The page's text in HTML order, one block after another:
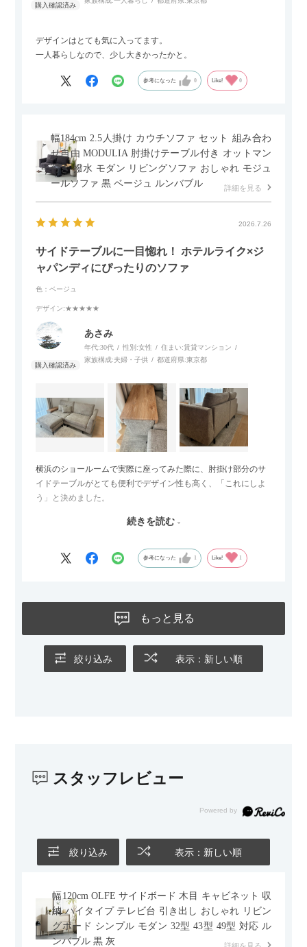
デザインはとても気に入ってます。
一人暮らしなので、少し大きかったかと。
参考になった 0 Like! 0
幅184cm 2.5人掛け カウチソファ セット 組み合わ
せ自由 MODULIA 肘掛けテーブル付き オットマン
付き 撥水 モダン リビングソファ おしゃれ モジュ
ールソファ 黒 ベージュ ルンバブル
詳細を見る
2026.7.26
サイドテーブルに一目惚れ！ ホテルライク×ジ
ャパンディにぴったりのソファ
色：ベージュ
デザイン:★★★★★
あさみ
年代:30代 性別:女性 住まい:賃貸マンション
家族構成:夫婦・子供 都道府県:東京都
横浜のショールームで実際に座ってみた際に、肘掛け部分のサ
イドテーブルがとても便利でデザイン性も高く、「これにしよ
う」と決めました。
サイズは2.5人掛けですが、幅184cmとコンパクトなので圧迫感
グとのバランスもぴったりで、リビング全体がすっきり見えま
ないのもお気に入りのポイントです。さらに、わが家はソファ
の後ろ側を通ることも多い間取りなので、背面まできれいに仕
ても美しく、空間の印象を損ないません。
また、カウチのように足を伸ばしてくつろげるスタイルが理想
かせるため、普段はカウチとして使い、来客時には離してスツ
す。
続きを読む
参考になった Like!
もっと見る
絞り込み 表示：新しい順
スタッフレビュー
絞り込み 表示：新しい順
幅120cm OLFE サイドボード 木目 キャビネット 収
納 ハイタイプ テレビ台 引き出し おしゃれ リビン
グボード シンプル モダン 32型 43型 49型 対応 ル
ンバブル 黒 灰